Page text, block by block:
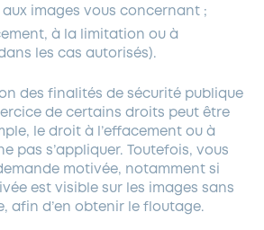
aux images vous concernant ;
à la limitation ou à
les cas autorisés).
des finalités de sécurité publique
de certains droits peut être
le droit à l’effacement ou à
pas s’appliquer. Toutefois, vous
motivée, notamment si
est visible sur les images sans
afin d’en obtenir le floutage.